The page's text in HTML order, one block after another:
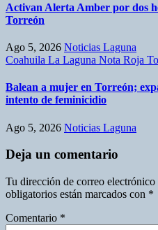
Activan Alerta Amber por dos
Torreón
Ago 5, 2026 Noticias Laguna
Coahuila La Laguna Nota Roja
Balean a mujer en Torreón;
intento de feminicidio
Ago 5, 2026 Noticias Laguna
Deja un comentario
Tu dirección de correo electrónico
obligatorios están marcados con *
Comentario *